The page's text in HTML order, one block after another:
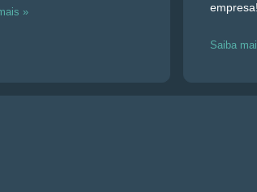
»
empresa!
Saiba